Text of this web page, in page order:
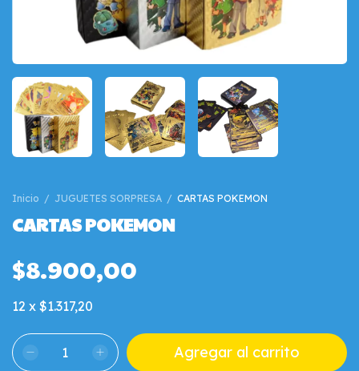
Inicio / JUGUETES SORPRESA / CARTAS POKEMON
CARTAS POKEMON
$8.900,00
12 x $1.317,20